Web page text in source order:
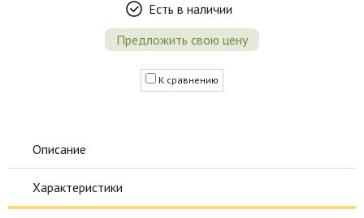
Есть в наличии
Предложить свою цену
К сравнению
Описание
Характеристики